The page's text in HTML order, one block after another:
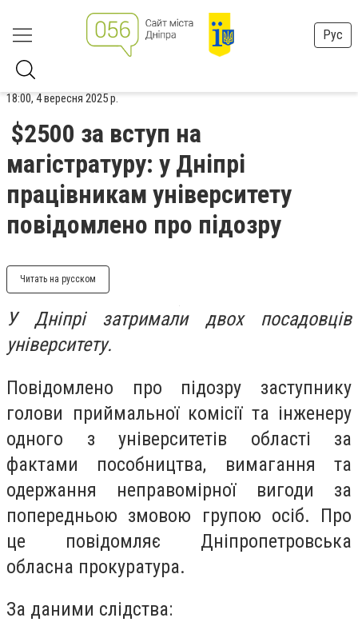
Рус
18:00, 4 вересня 2025 р.
$2500 за вступ на
магістратуру: у Дніпрі
працівникам університету
повідомлено про підозру
Читать на русском
У Дніпрі затримали двох посадовців
університету.
Повідомлено про підозру заступнику
голови приймальної комісії та інженеру
одного з університетів області за
фактами пособництва, вимагання та
одержання неправомірної вигоди за
попередньою змовою групою осіб. Про
це повідомляє Дніпропетровська
обласна прокуратура.
За даними слідства: